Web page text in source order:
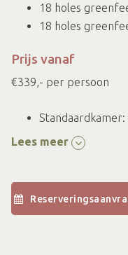
18 holes
18 holes
Prijs vanaf
€339,- per persoon
Standaardkamer:
Comfortkamer: €
Terraskamer: €
*De genoemde prijzen
Lees meer